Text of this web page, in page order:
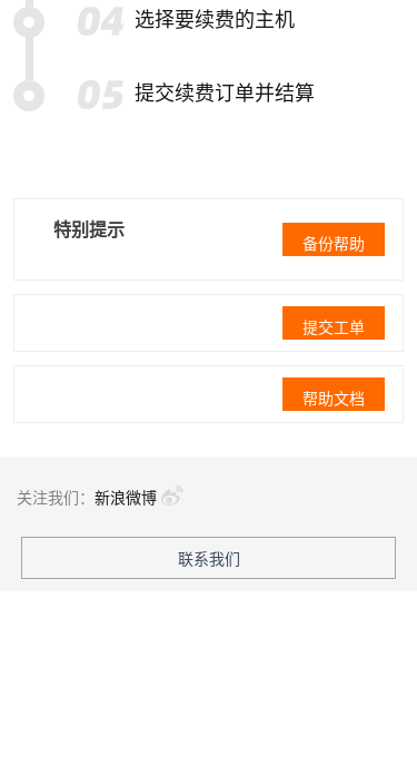
选择要续费的主机
提交续费订单并结算
特别提示
备份帮助
提交工单
帮助文档